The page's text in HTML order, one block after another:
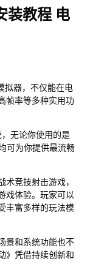
装教程 电
拟器，不仅能在电
帧率等多种实用功
无论你使用的是
可为你提供最流畅
术竞技射击游戏，
戏体验。玩家可以
丰富多样的玩法模
景和系统功能也不
》凭借持续创新和